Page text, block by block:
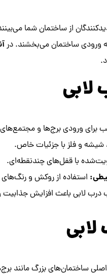
از ساختمان شما
ورودی ساختمان می‌بخشند. در
برای ورودی برج‌ها و
و فلز با جزئیات خاص.
با قفل‌های چندنقطه‌ای.
استفاده از روکش و
درب لابی باعث افزایش
ساختمان‌های بزرگ مانند